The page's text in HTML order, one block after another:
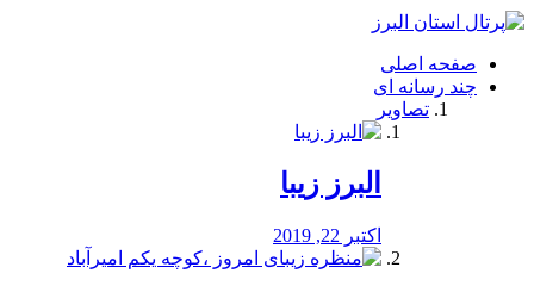
فصد
شرق
تهران
خشکشویی
صفحه اصلی
چند رسانه ای
تصاویر
البرز زیبا
اکتبر 22, 2019